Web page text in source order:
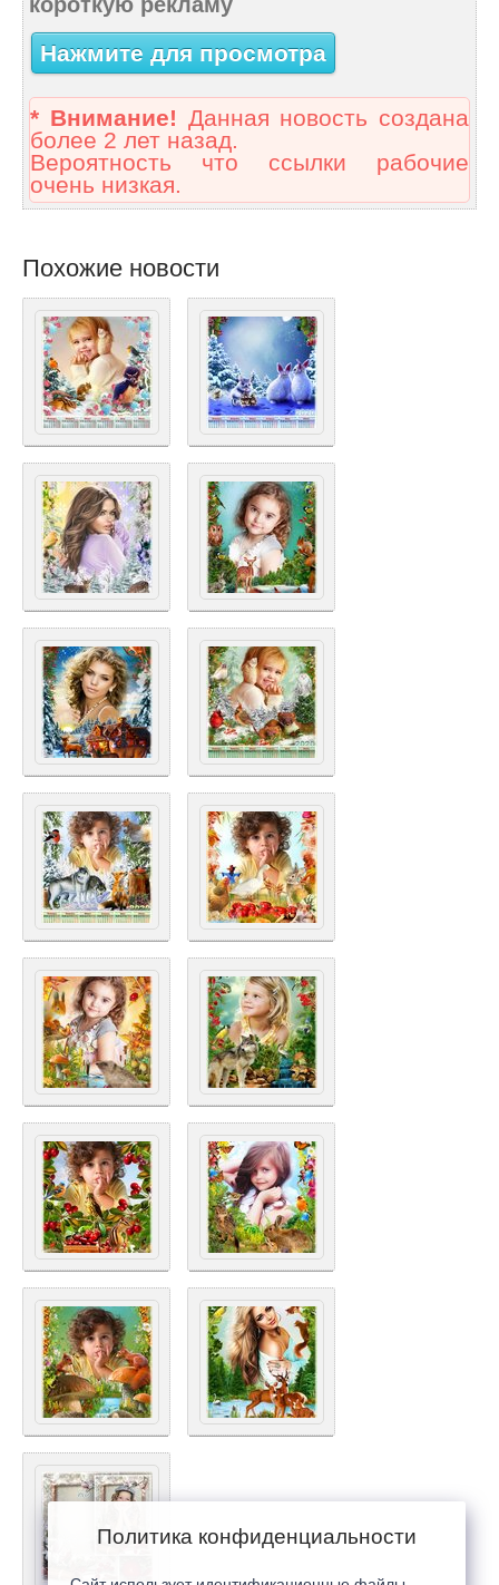
Нажмите для просмотра
* Внимание! Данная новость создана
более 2 лет назад.
Вероятность что ссылки рабочие
очень низкая.
Похожие новости
Политика конфиденциальности